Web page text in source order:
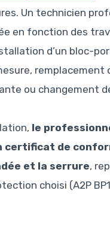
Un technicien
en fonction des
d’un bloc-
remplacement
ou changement
le
certificat de
et la serrure,
choisi (A2P